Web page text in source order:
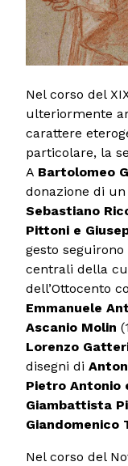
Nel corso del
ulteriormente
carattere
particolare, la
A Bartolomeo
donazione di
Sebastiano
Pittoni e
gesto
centrali della
dell’Ottocento
Emmanuele
Ascanio Molin
Lorenzo
disegni di
Pietro Antonio
Giambattista
Giandomenico
Nel corso del